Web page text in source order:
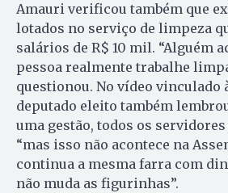
Amauri verificou também que
lotados no serviço de limpeza
salários de R$ 10 mil. “Alguém
pessoa realmente trabalhe
questionou. No vídeo vinculado
deputado eleito também
uma gestão, todos os
“mas isso não acontece na
continua a mesma farra com
não muda as figurinhas”.